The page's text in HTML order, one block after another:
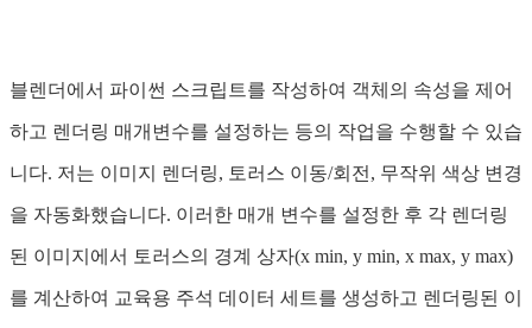
블렌더에서 파이썬 스크립트를 작성하여 객체의 속성을 제어
하고 렌더링 매개변수를 설정하는 등의 작업을 수행할 수 있습
니다. 저는 이미지 렌더링, 토러스 이동/회전, 무작위 색상 변경
을 자동화했습니다. 이러한 매개 변수를 설정한 후 각 렌더링
된 이미지에서 토러스의 경계 상자(x min, y min, x max, y max)
를 계산하여 교육용 주석 데이터 세트를 생성하고 렌더링된 이